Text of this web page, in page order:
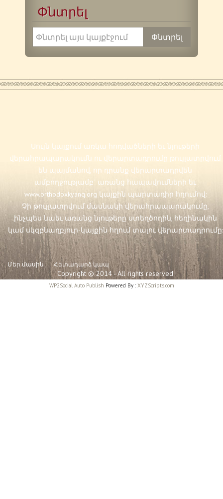
Փնտրել
Սույն կայքում առկա հոդվածների եւ նյութերի
վերահրապարակումն ու վերարտադրումը թույլատրվում
են պայմանով, որ դրանք վերարտադրվեն
ամբողջությամբ` առանց հապավումների եւ
www.orthodoxkyanq.org կայքին պարտադիր հղումով:
Չի թույլատրվում մասնակի վերահրապարակումը,
ինչպես նաեւ առանց նյութերը ստեղծողին, հեղինակին
կամ սկզբնաղբյուր-կայքին հղում տալու վերարտադրումը:
Մեր մասին Հետադարձ կապ
Copyright © 2014 - All rights reserved
WP2Social Auto Publish Powered By :XYZScripts.com